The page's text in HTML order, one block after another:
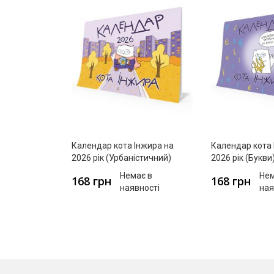
Календар кота Інжира на
2026 рік (Урбаністичний)
168 грн
Немає в
наявності
Календар кота
2026 рік
168 грн